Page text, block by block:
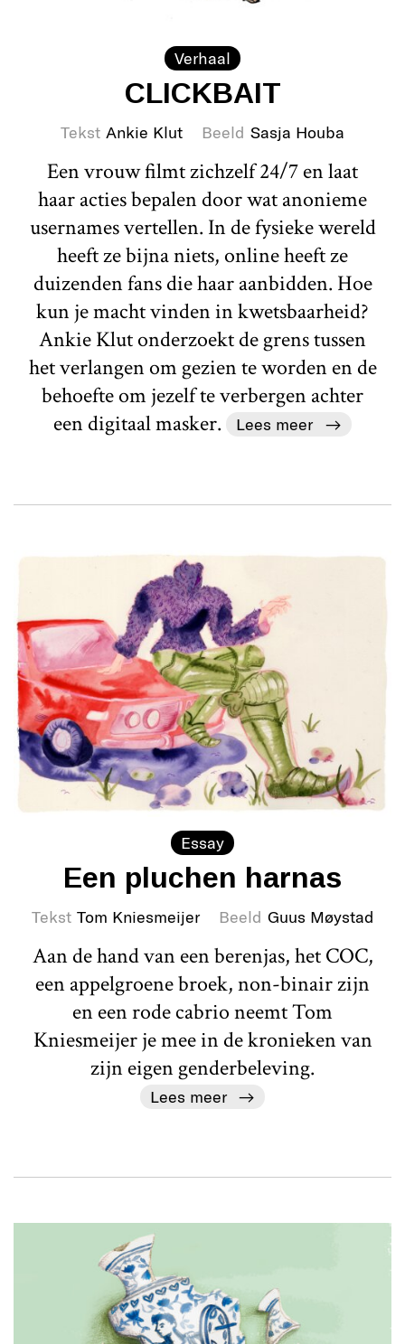
Verhaal
CLICKBAIT
Tekst Ankie Klut Beeld Sasja Houba
Een vrouw filmt zichzelf 24/7 en laat
haar acties bepalen door wat anonieme
usernames vertellen. In de fysieke wereld
heeft ze bijna niets, online heeft ze
duizenden fans die haar aanbidden. Hoe
kun je macht vinden in kwetsbaarheid?
Ankie Klut onderzoekt de grens tussen
het verlangen om gezien te worden en de
behoefte om jezelf te verbergen achter
een digitaal masker.
Lees meer
Essay
Een pluchen harnas
Tekst Tom Kniesmeijer Beeld Guus Møystad
Aan de hand van een berenjas, het COC,
een appelgroene broek, non-binair zijn
en een rode cabrio neemt Tom
Kniesmeijer je mee in de kronieken van
zijn eigen genderbeleving.
Lees meer